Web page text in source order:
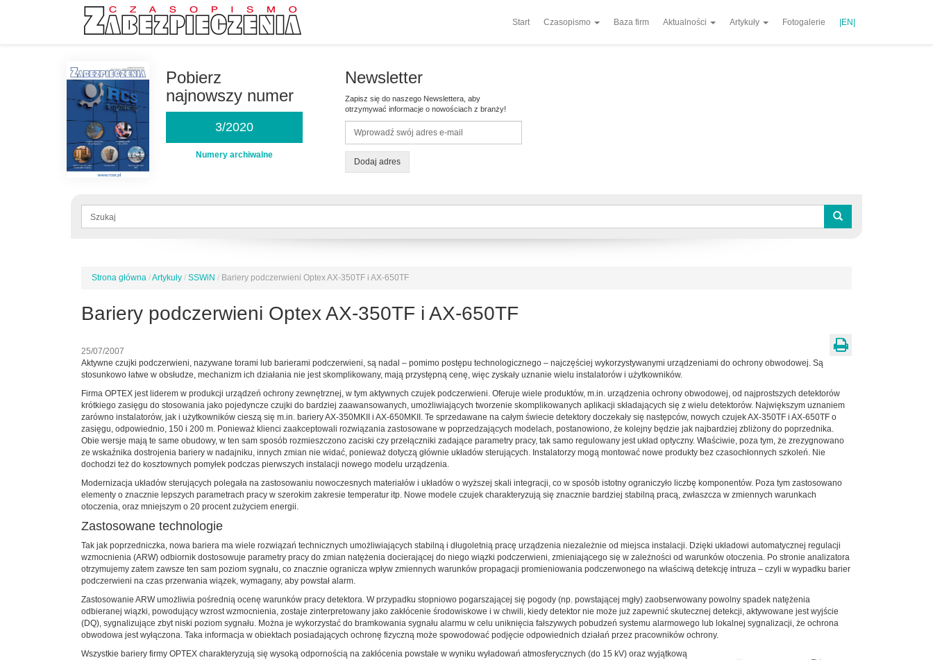
Start Czasopismo Baza firm Aktualności Artykuły Fotogalerie |EN|
Pobierz
najnowszy numer
3/2020
Numery archiwalne
Newsletter
Zapisz się do naszego Newslettera, aby
otrzymywać informacje o nowościach z branży!
Dodaj adres
Formularz
Jesteś
Strona główna /Artykuły / SSWiN / Bariery podczerwieni Optex AX-350TF i AX-650TF
Bariery podczerwieni Optex AX-350TF i AX-650TF
25/07/2007
Aktywne czujki podczerwieni, nazywane torami lub barierami podczerwieni, są nadal – pomimo postępu technologicznego – najczęściej wykorzystywanymi urządzeniami do ochrony obwodowej. Są
stosunkowo łatwe w obsłudze, mechanizm ich działania nie jest skomplikowany, mają przystępną cenę, więc zyskały uznanie wielu instalatorów i użytkowników.
Firma OPTEX jest liderem w produkcji urządzeń ochrony zewnętrznej, w tym aktywnych czujek podczerwieni. Oferuje wiele produktów, m.in. urządzenia ochrony obwodowej, od najprostszych detektorów
krótkiego zasięgu do stosowania jako pojedyncze czujki do bardziej zaawansowanych, umożliwiających tworzenie skomplikowanych aplikacji składających się z wielu detektorów. Największym uznaniem
zarówno instalatorów, jak i użytkowników cieszą się m.in. bariery AX-350MKII i AX-650MKII. Te sprzedawane na całym świecie detektory doczekały się następców, nowych czujek AX-350TF i AX-650TF o
zasięgu, odpowiednio, 150 i 200 m. Ponieważ klienci zaakceptowali rozwiązania zastosowane w poprzedzających modelach, postanowiono, że kolejny będzie jak najbardziej zbliżony do poprzednika.
Obie wersje mają te same obudowy, w ten sam sposób rozmieszczono zaciski czy przełączniki zadające parametry pracy, tak samo regulowany jest układ optyczny. Właściwie, poza tym, że zrezygnowano
ze wskaźnika dostrojenia bariery w nadajniku, innych zmian nie widać, ponieważ dotyczą głównie układów sterujących. Instalatorzy mogą montować nowe produkty bez czasochłonnych szkoleń. Nie
dochodzi też do kosztownych pomyłek podczas pierwszych instalacji nowego modelu urządzenia.
Modernizacja układów sterujących polegała na zastosowaniu nowoczesnych materiałów i układów o wyższej skali integracji, co w sposób istotny ograniczyło liczbę komponentów. Poza tym zastosowano
elementy o znacznie lepszych parametrach pracy w szerokim zakresie temperatur itp. Nowe modele czujek charakteryzują się znacznie bardziej stabilną pracą, zwłaszcza w zmiennych warunkach
otoczenia, oraz mniejszym o 20 procent zużyciem energii.
Zastosowane technologie
Tak jak poprzedniczka, nowa bariera ma wiele rozwiązań technicznych umożliwiających stabilną i długoletnią pracę urządzenia niezależnie od miejsca instalacji. Dzięki układowi automatycznej regulacji
wzmocnienia (ARW) odbiornik dostosowuje parametry pracy do zmian natężenia docierającej do niego wiązki podczerwieni, zmieniającego się w zależności od warunków otoczenia. Po stronie analizatora
otrzymujemy zatem zawsze ten sam poziom sygnału, co znacznie ogranicza wpływ zmiennych warunków propagacji promieniowania podczerwonego na właściwą detekcję intruza – czyli w wypadku barier
podczerwieni na czas przerwania wiązek, wymagany, aby powstał alarm.
Zastosowanie ARW umożliwia pośrednią ocenę warunków pracy detektora. W przypadku stopniowo pogarszającej się pogody (np. powstającej mgły) zaobserwowany powolny spadek natężenia
odbieranej wiązki, powodujący wzrost wzmocnienia, zostaje zinterpretowany jako zakłócenie środowiskowe i w chwili, kiedy detektor nie może już zapewnić skutecznej detekcji, aktywowane jest wyjście
(DQ), sygnalizujące zbyt niski poziom sygnału. Można je wykorzystać do bramkowania sygnału alarmu w celu uniknięcia fałszywych pobudzeń systemu alarmowego lub lokalnej sygnalizacji, że ochrona
obwodowa jest wyłączona. Taka informacja w obiektach posiadających ochronę fizyczną może spowodować podjęcie odpowiednich działań przez pracowników ochrony.
Wszystkie bariery firmy OPTEX charakteryzują się wysoką odpornością na zakłócenia powstałe w wyniku wyładowań atmosferycznych (do 15 kV) oraz wyjątkową